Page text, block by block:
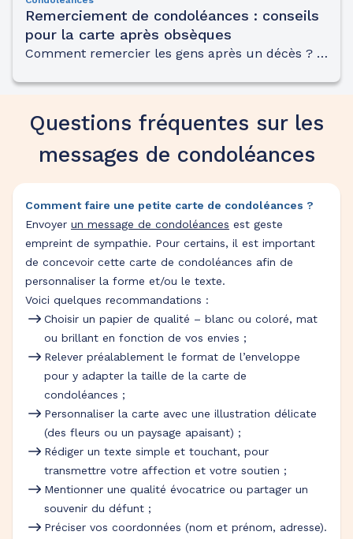
Remerciement de condoléances : conseils
pour la carte après obsèques
Comment remercier les gens après un décès ? Trouver les mots justes afin de témoigner de sa reconnaissance à l’égard de celles et ceux qui ont apporté leur soutien en période de deuil n’est pas toujours simple.
Questions fréquentes sur les
messages de condoléances
Comment faire une petite carte de condoléances ?
Envoyer un message de condoléances est geste
empreint de sympathie. Pour certains, il est important
de concevoir cette carte de condoléances afin de
personnaliser la forme et/ou le texte.
Voici quelques recommandations :
Choisir un papier de qualité – blanc ou coloré, mat
ou brillant en fonction de vos envies ;
Relever préalablement le format de l’enveloppe
pour y adapter la taille de la carte de
condoléances ;
Personnaliser la carte avec une illustration délicate
(des fleurs ou un paysage apaisant) ;
Rédiger un texte simple et touchant, pour
transmettre votre affection et votre soutien ;
Mentionner une qualité évocatrice ou partager un
souvenir du défunt ;
Préciser vos coordonnées (nom et prénom, adresse).